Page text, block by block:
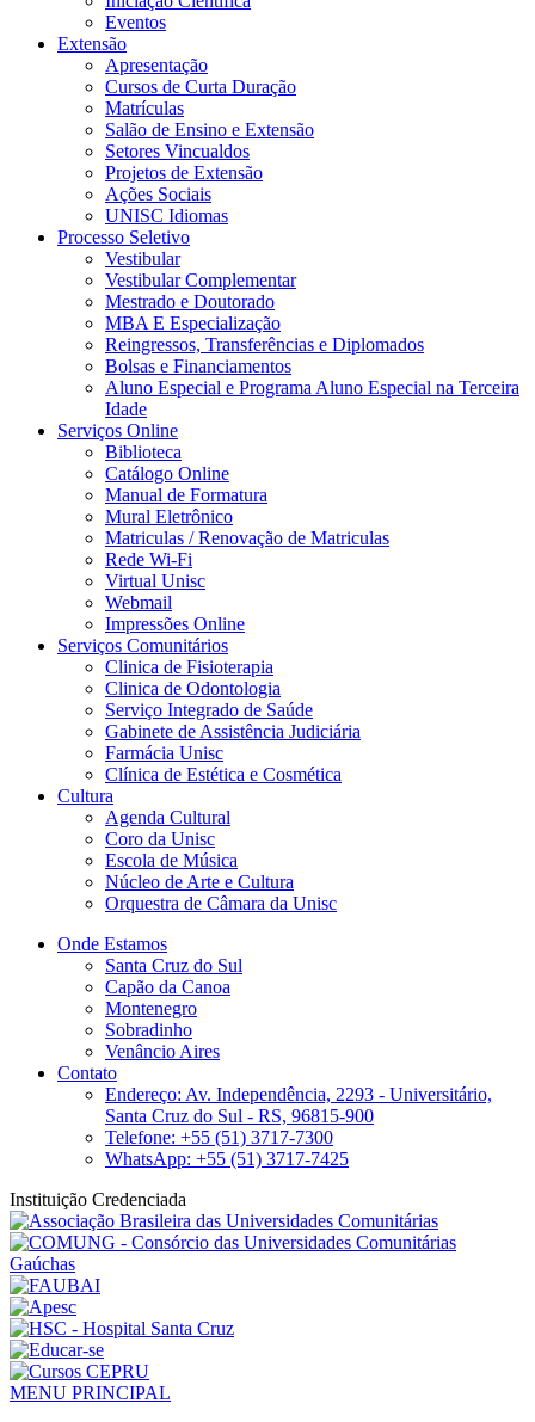
Eventos
Extensão
Apresentação
Cursos de Curta Duração
Matrículas
Salão de Ensino e Extensão
Setores Vincualdos
Projetos de Extensão
Ações Sociais
UNISC Idiomas
Processo Seletivo
Vestibular
Vestibular Complementar
Mestrado e Doutorado
MBA E Especialização
Reingressos, Transferências e Diplomados
Bolsas e Financiamentos
Aluno Especial e Programa Aluno Especial na Terceira
Idade
Serviços Online
Biblioteca
Catálogo Online
Manual de Formatura
Mural Eletrônico
Matriculas / Renovação de Matriculas
Rede Wi-Fi
Virtual Unisc
Webmail
Impressões Online
Serviços Comunitários
Clinica de Fisioterapia
Clinica de Odontologia
Serviço Integrado de Saúde
Gabinete de Assistência Judiciária
Farmácia Unisc
Clínica de Estética e Cosmética
Cultura
Agenda Cultural
Coro da Unisc
Escola de Música
Núcleo de Arte e Cultura
Orquestra de Câmara da Unisc
Onde Estamos
Santa Cruz do Sul
Capão da Canoa
Montenegro
Sobradinho
Venâncio Aires
Contato
Endereço: Av. Independência, 2293 - Universitário,
Santa Cruz do Sul - RS, 96815-900
Telefone: +55 (51) 3717-7300
WhatsApp: +55 (51) 3717-7425
Instituição Credenciada
MENU PRINCIPAL